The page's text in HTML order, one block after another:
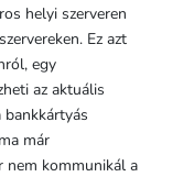
helyi szerveren
Ez azt
egy
az aktuális
már
nem kommunikál a